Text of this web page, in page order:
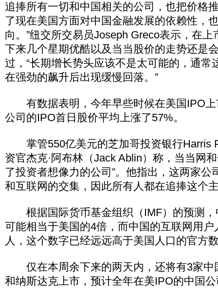
追捧所有一切和中国相关的公司，也把价格
了现在美国方面对中国金融发展的依赖性，
向。”纽交所交易员Joseph Greco表示，在
下来几个星期优酷以及当当股价的走势还是
过，“长期增长势头应该不是太可能的，通常
在强劲的飙升后出现缓慢回落。”
有数据表明，今年早些时候在美国IPO上
公司的IPO首日股价平均上涨了57%。
掌管550亿美元的芝加哥投资银行Harris
资官杰克·阿布林（Jack Ablin）称，当当网
了投资者想像力的公司”。他指出，这两家公
和互联网的交集，因此所有人都在追捧这个
根据国际货币基金组织（IMF）的预测，
可能相当于美国的4倍，而中国的互联网用
人，这个数字已经远远高于美国人口的官方
仅在本周余下来的两天内，还将有3家中
和纳斯达克上市，预计全年在美IPO的中国